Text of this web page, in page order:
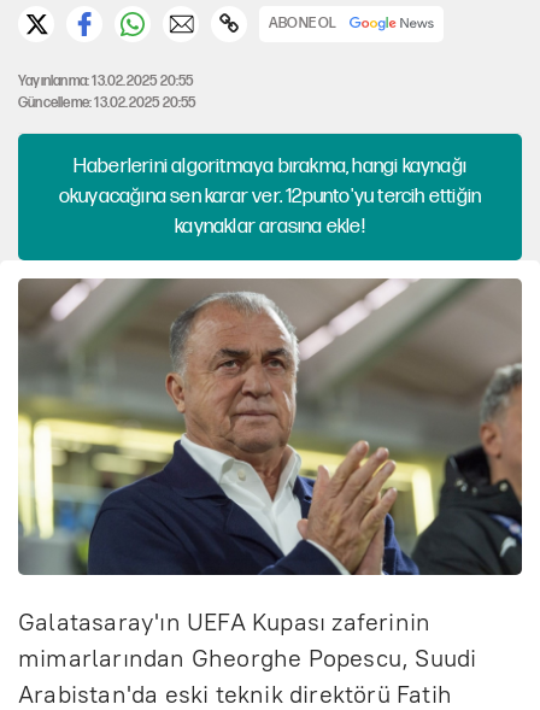
ABONE OL
Yayınlanma: 13.02.2025 20:55
Güncelleme: 13.02.2025 20:55
Haberlerini algoritmaya bırakma, hangi kaynağı
okuyacağına sen karar ver. 12punto'yu tercih ettiğin
kaynaklar arasına ekle!
Galatasaray'ın UEFA Kupası zaferinin
mimarlarından Gheorghe Popescu, Suudi
Arabistan'da eski teknik direktörü Fatih